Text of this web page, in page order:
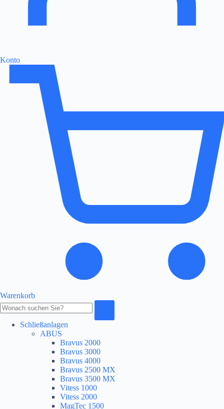
Konto
Warenkorb
Produkte
durchsuchen
Schließanlagen
ABUS
Bravus 2000
Bravus 3000
Bravus 4000
Bravus 2500 MX
Bravus 3500 MX
Vitess 1000
Vitess 2000
MagTec 1500